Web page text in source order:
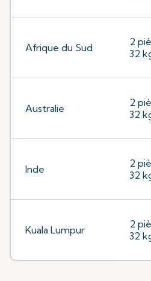
Afrique du Sud
2
32
Australie
2
32
Inde
2
32
Kuala Lumpur
2
32